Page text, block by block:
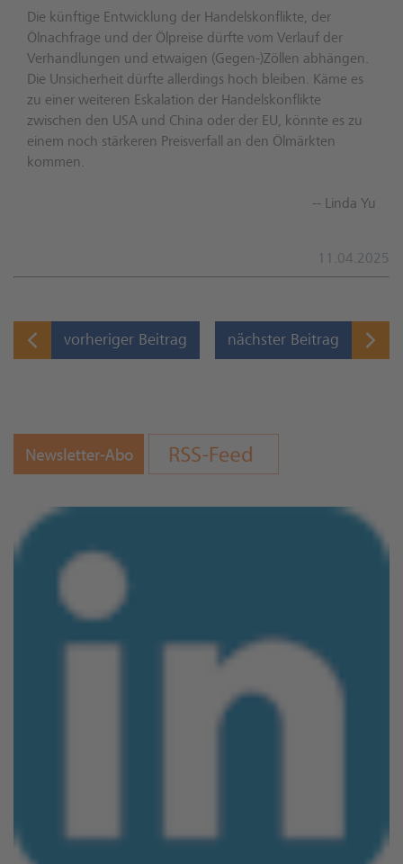
Die künftige Entwicklung der Handelskonflikte, der
Ölnachfrage und der Ölpreise dürfte vom Verlauf der
Verhandlungen und etwaigen (Gegen-)Zöllen abhängen.
Die Unsicherheit dürfte allerdings hoch bleiben. Käme es
zu einer weiteren Eskalation der Handelskonflikte
zwischen den USA und China oder der EU, könnte es zu
einem noch stärkeren Preisverfall an den Ölmärkten
kommen.
-- Linda Yu
11.04.2025
vorheriger Beitrag nächster Beitrag